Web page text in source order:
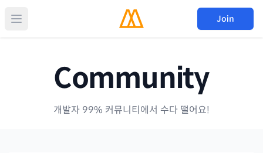
Join
Community
개발자 99% 커뮤니티에서 수다 떨어요!